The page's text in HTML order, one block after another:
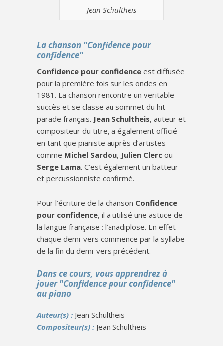
Jean Schultheis
La chanson "Confidence pour
confidence"
Confidence pour confidence est diffusée
pour la première fois sur les ondes en
1981. La chanson rencontre un veritable
succès et se classe au sommet du hit
parade français. Jean Schultheis, auteur et
compositeur du titre, a également officié
en tant que pianiste auprès d’artistes
comme Michel Sardou, Julien Clerc ou
Serge Lama. C’est également un batteur
et percussionniste confirmé.
Pour l’écriture de la chanson Confidence
pour confidence, il a utilisé une astuce de
la langue française : l’anadiplose. En effet
chaque demi-vers commence par la syllabe
de la fin du demi-vers précédent.
Dans ce cours, vous apprendrez à
jouer "Confidence pour confidence"
au piano
Auteur(s) : Jean Schultheis
Compositeur(s) : Jean Schultheis